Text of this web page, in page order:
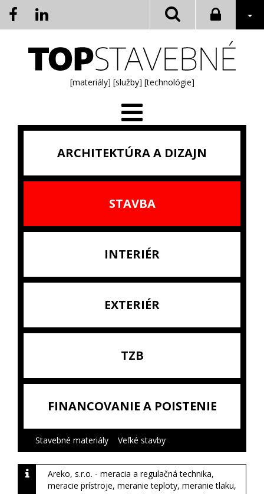
[materiály] [služby] [technológie]
ARCHITEKTÚRA A DIZAJN
STAVBA
INTERIÉR
EXTERIÉR
TZB
FINANCOVANIE A POISTENIE
Stavebné materiály Veľké stavby
Areko, s.r.o. - meracia a regulačná technika,
meracie prístroje, meranie teploty, meranie tlaku,